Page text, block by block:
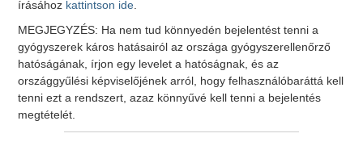
írásához kattintson ide.
MEGJEGYZÉS: Ha nem tud könnyedén bejelentést tenni a
gyógyszerek káros hatásairól az országa gyógyszerellenőrző
hatóságának, írjon egy levelet a hatóságnak, és az
országgyűlési képviselőjének arról, hogy felhasználóbaráttá kell
tenni ezt a rendszert, azaz könnyűvé kell tenni a bejelentés
megtételét.